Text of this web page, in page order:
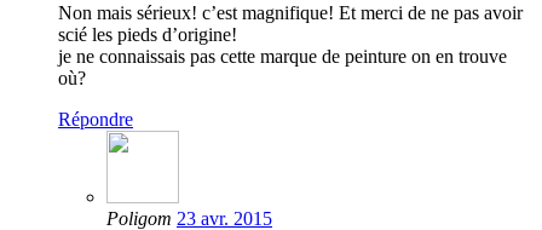
Non mais sérieux! c’est magnifique! Et merci de ne pas avoir
scié les pieds d’origine!
je ne connaissais pas cette marque de peinture on en trouve
où?
Répondre
Poligom 23 avr. 2015